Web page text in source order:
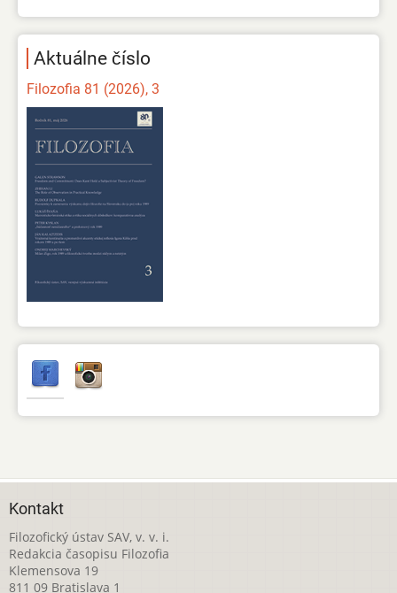
Aktuálne číslo
Filozofia 81 (2026), 3
Kontakt
Filozofický ústav SAV, v. v. i.
Redakcia časopisu Filozofia
Klemensova 19
811 09 Bratislava 1